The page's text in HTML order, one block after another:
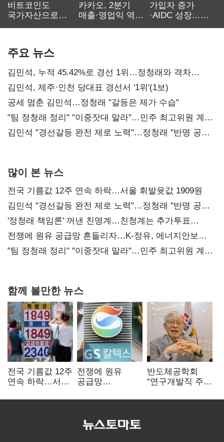
비트코인도
국가자산으로…'
카카오, 2분기
매출·영업익 역대
가입자 증가
·AIDC 성장…
주요 뉴스
김민석, 누적 45.42%로 경선 1위…정청래와 격차
0.86%p(2보)
김민석, 제주·인천 당대표 경선서 '1위'(1보)
공세 멈춘 김민석…정청래 "갈등은 제가 수습"
"팀 정청래 정리" "이중잣대 말라"…민주 최고위원 계파
다툼 격화
김민석 "경선갈등 완전 제로 노력"…정청래 "반명 공세
많이 본 뉴스
전국 기름값 12주 연속 하락…서울 휘발윳값 1909원
김민석 "경선갈등 완전 제로 노력"…정청래 "반명 공세
사과부터"
'정청래 책임론' 꺼낸 친명계…친청계는 추가투표
때리기
전쟁에 원유 공급망 흔들리자…K-정유, 에너지안보
핵심으로 재부상
"팀 정청래 정리" "이중잣대 말라"…민주 최고위원 계파
함께 볼만한 뉴스
전국 기름값 12주
연속 하락…서울
전쟁에 원유
공급망
정유, 에너지안보
반도체공학회
“연구개발직 주
개선해야”